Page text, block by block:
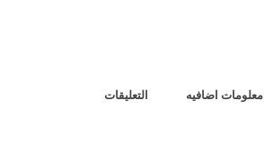
معلومات اضافيه التعليقات